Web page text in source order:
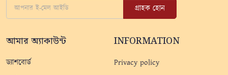
গ্রাহক হোন
আমার অ্যাকাউন্ট
ড্যাশবোর্ড
INFORMATION
Privacy policy